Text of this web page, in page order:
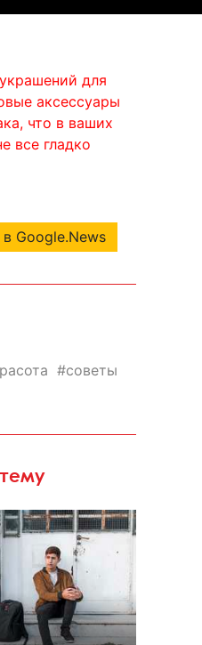
для
аксессуары
что в ваших
все гладко
в Google.News
советы